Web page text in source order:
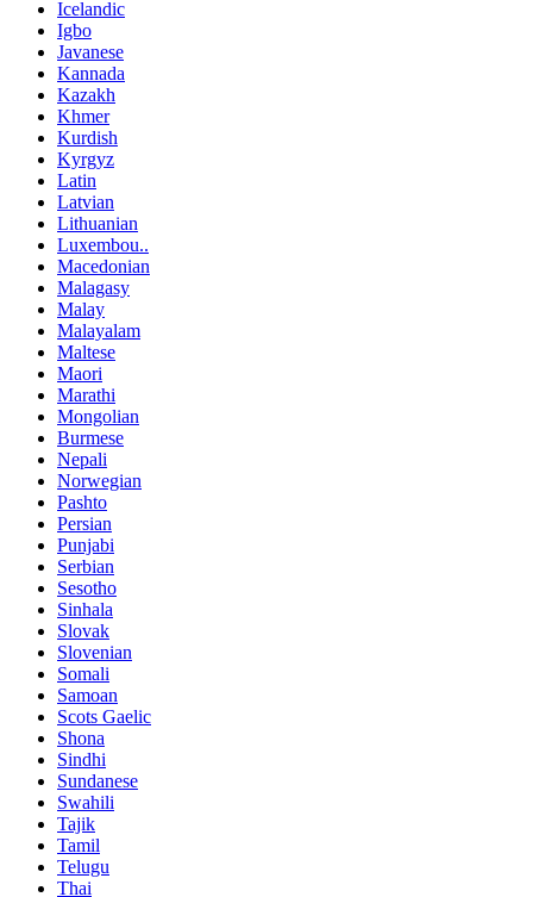
Icelandic
Igbo
Javanese
Kannada
Kazakh
Khmer
Kurdish
Kyrgyz
Latin
Latvian
Lithuanian
Luxembou..
Macedonian
Malagasy
Malay
Malayalam
Maltese
Maori
Marathi
Mongolian
Burmese
Nepali
Norwegian
Pashto
Persian
Punjabi
Serbian
Sesotho
Sinhala
Slovak
Slovenian
Somali
Samoan
Scots Gaelic
Shona
Sindhi
Sundanese
Swahili
Tajik
Tamil
Telugu
Thai